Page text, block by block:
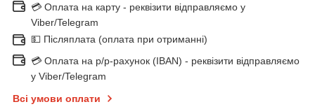
💳 Оплата на карту - реквізити відправляємо у
Viber/Telegram
💵 Післяплата (оплата при отриманні)
💳 Оплата на р/р-рахунок (IBAN) - реквізити відправляємо
у Viber/Telegram
Всі умови оплати